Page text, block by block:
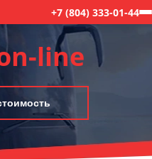
+7 (804) 333-01-44
line